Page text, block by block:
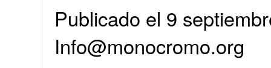
Publicado el 9
Info@monocromo.org